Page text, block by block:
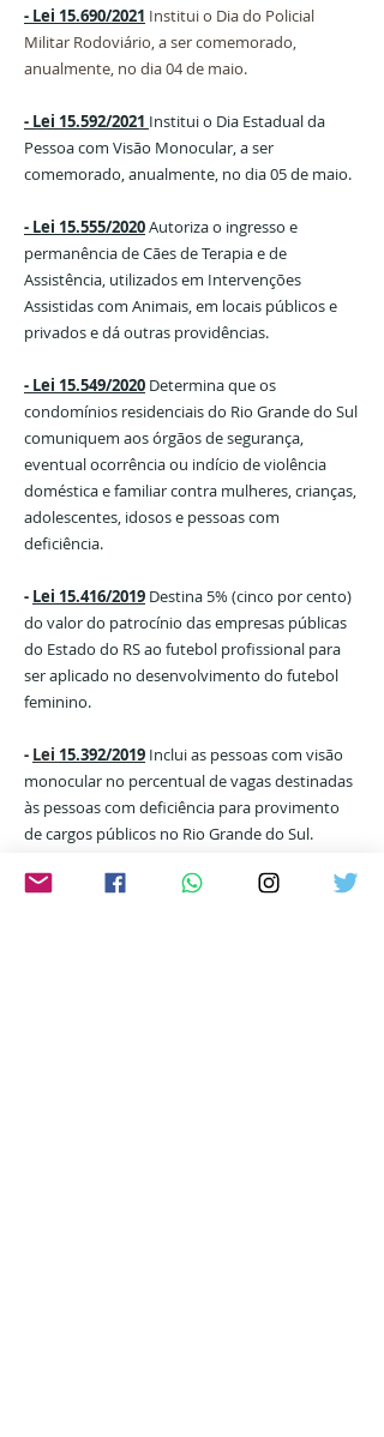
- Lei 15.690/2021 Institui o Dia do Policial
Militar Rodoviário, a ser comemorado,
anualmente, no dia 04 de maio.
- Lei 15.592/2021 Institui o Dia Estadual da
Pessoa com Visão Monocular, a ser
comemorado, anualmente, no dia 05 de maio.
- Lei 15.555/2020Autoriza o ingresso e
permanência de Cães de Terapia e de
Assistência, utilizados em Intervenções
Assistidas com Animais, em locais públicos e
privados e dá outras providências.
- Lei 15.549/2020 Determina que os
condomínios residenciais do Rio Grande do Sul
comuniquem aos órgãos de segurança,
eventual ocorrência ou indício de violência
doméstica e familiar contra mulheres, crianças,
adolescentes, idosos e pessoas com
deficiência.
- Lei 15.416/2019 Destina 5% (cinco por cento)
do valor do patrocínio das empresas públicas
do Estado do RS ao futebol profissional para
ser aplicado no desenvolvimento do futebol
feminino.
- Lei 15.392/2019 Inclui as pessoas com visão
monocular no percentual de vagas destinadas
às pessoas com deficiência para provimento
de cargos públicos no Rio Grande do Sul.
-Lei 15.289/2019
Institui e inclui no calendário